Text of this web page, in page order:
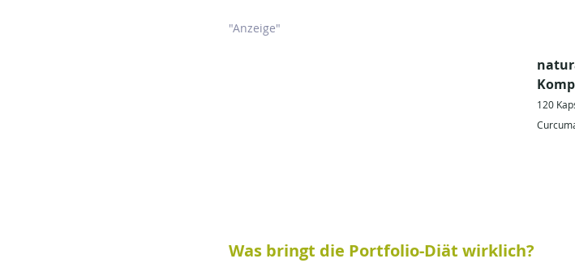
"Anzeige"
120
Was bringt die Portfolio-Diät wirklich?